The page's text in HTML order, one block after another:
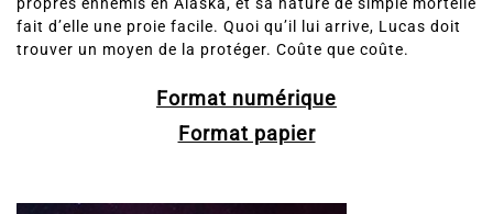
protection, Melena ne survive pas longtemps. Elle a ses
propres ennemis en Alaska, et sa nature de simple mortelle
fait d’elle une proie facile. Quoi qu’il lui arrive, Lucas doit
Format numérique